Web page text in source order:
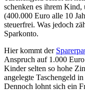
schenken es ihrem Kind,
(400.000 Euro alle 10
steuerfrei. Was jedoch
Sparkonto.
Hier kommt der
Anspruch auf 1.000
Kinder selten so hohe
angelegte Taschengeld
Dennoch lohnt sich ein